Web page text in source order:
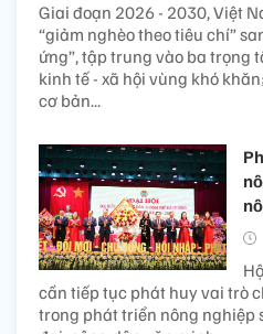
Giai đoạn 2026 - 2030, Việt
“giảm nghèo theo tiêu chí”
ứng”, tập trung vào ba trọng
kinh tế - xã hội vùng khó
cơ bản...
cần tiếp tục phát huy vai trò
trong phát triển nông nghiệp